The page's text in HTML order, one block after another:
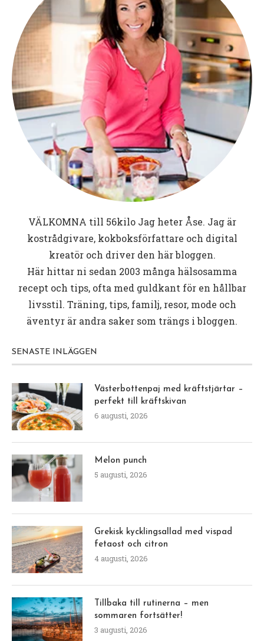
VÄLKOMNA till 56kiloJag heter Åse. Jag är
kostrådgivare, kokboksförfattare och digital
kreatör och driver den här bloggen.
Här hittar ni sedan 2003 många hälsosamma
recept och tips, ofta med guldkant för en hållbar
livsstil. Träning, tips, familj, resor, mode och
äventyr är andra saker som trängs i bloggen.
SENASTE INLÄGGEN
Västerbottenpaj med kräftstjärtar –
perfekt till kräftskivan
6 augusti, 2026
Melon punch
5 augusti, 2026
Grekisk kycklingsallad med vispad
fetaost och citron
4 augusti, 2026
Tillbaka till rutinerna – men
sommaren fortsätter!
3 augusti, 2026